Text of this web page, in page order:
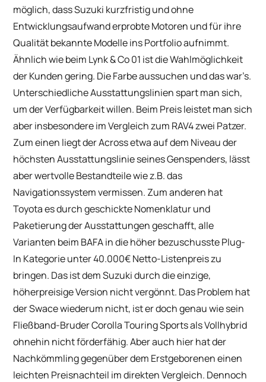
möglich, dass Suzuki kurzfristig und ohne
Entwicklungsaufwand erprobte Motoren und für ihre
Qualität bekannte Modelle ins Portfolio aufnimmt.
Ähnlich wie beim Lynk & Co 01 ist die Wahlmöglichkeit
der Kunden gering. Die Farbe aussuchen und das war’s.
Unterschiedliche Ausstattungslinien spart man sich,
um der Verfügbarkeit willen. Beim Preis leistet man sich
aber insbesondere im Vergleich zum RAV4 zwei Patzer.
Zum einen liegt der Across etwa auf dem Niveau der
höchsten Ausstattungslinie seines Genspenders, lässt
aber wertvolle Bestandteile wie z.B. das
Navigationssystem vermissen. Zum anderen hat
Toyota es durch geschickte Nomenklatur und
Paketierung der Ausstattungen geschafft, alle
Varianten beim BAFA in die höher bezuschusste Plug-
In Kategorie unter 40.000€ Netto-Listenpreis zu
bringen. Das ist dem Suzuki durch die einzige,
höherpreisige Version nicht vergönnt. Das Problem hat
der Swace wiederum nicht, ist er doch genau wie sein
Fließband-Bruder Corolla Touring Sports als Vollhybrid
ohnehin nicht förderfähig. Aber auch hier hat der
Nachkömmling gegenüber dem Erstgeborenen einen
leichten Preisnachteil im direkten Vergleich. Dennoch